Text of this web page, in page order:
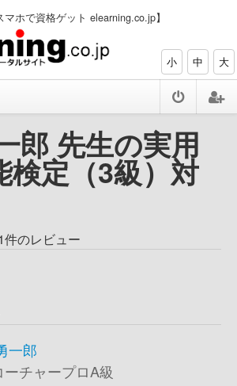
マホで資格ゲット elearning.co.jp】
小 中 大
郎 先生の実用
検定（3級）対
件のレビュー
一郎
チャープロA級